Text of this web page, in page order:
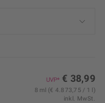
UVP* € 38,99
8 ml (€ 4.873,75 / 1 l)
inkl. MwSt.